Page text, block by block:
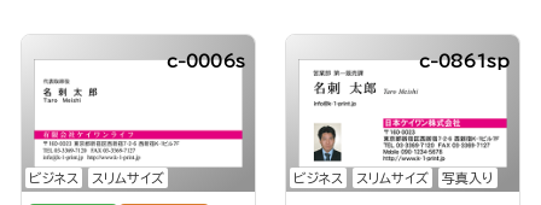
ビジネス スリムサイズ
c-0006s
ビジネス スリムサイズ 写真入り
c-0861sp